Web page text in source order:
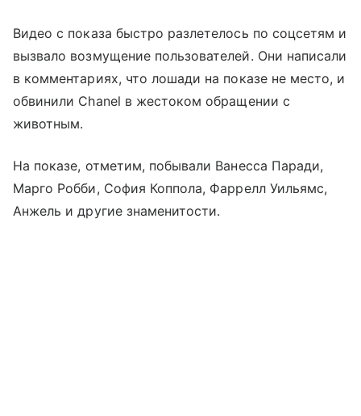
Видео с показа быстро разлетелось по соцсетям и
вызвало возмущение пользователей. Они написали
в комментариях, что лошади на показе не место, и
обвинили Chanel в жестоком обращении с
животным.
На показе, отметим, побывали Ванесса Паради,
Марго Робби, София Коппола, Фаррелл Уильямс,
Анжель и другие знаменитости.